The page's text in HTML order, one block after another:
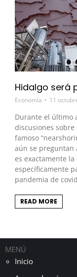
Hidalgo será
Economía 11
Durante el último
discusiones sobre
famoso
aún se preguntan
es exactamente
específicamente
pandemia de
READ MORE
MENÚ
Inicio